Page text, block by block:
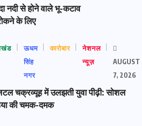
नदी से होने वाले भू-कटाव
के लिए
ऊधम
सिंह
नगर
कारोबार
नेशनल
न्यूज़
AUGUST
7, 2026
चक्रव्यूह में उलझती युवा पीढ़ी: सोशल
की चमक-दमक